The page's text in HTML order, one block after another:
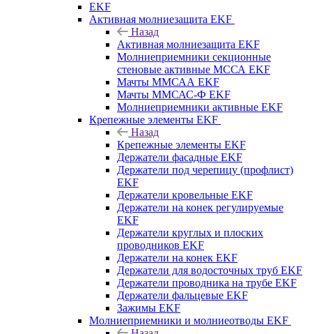
EKF
Активная молниезащита EKF
Назад
Активная молниезащита EKF
Молниеприемники секционные
стеновые активные МССА EKF
Мачты ММСАА EKF
Мачты ММСАС-Ф EKF
Молниеприемники активные EKF
Крепежные элементы EKF
Назад
Крепежные элементы EKF
Держатели фасадные EKF
Держатели под черепицу (профлист)
EKF
Держатели кровельные EKF
Держатели на конек регулируемые
EKF
Держатели круглых и плоских
проводников EKF
Держатели на конек EKF
Держатели для водосточных труб EKF
Держатели проводника на трубе EKF
Держатели фальцевые EKF
Зажимы EKF
Молниеприемники и молниеотводы EKF